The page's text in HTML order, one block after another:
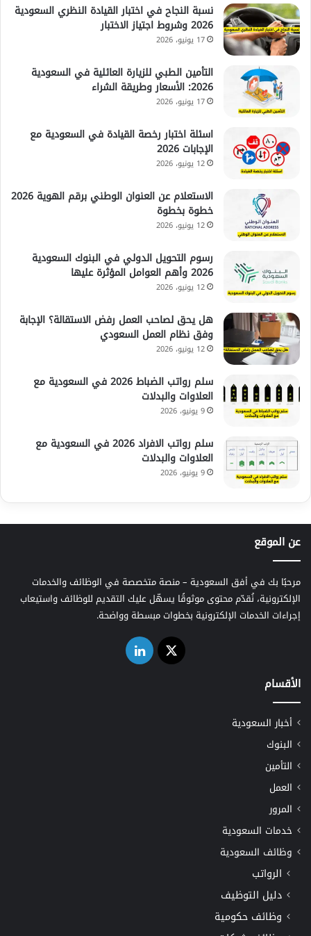
نسبة النجاح في اختبار القيادة النظري السعودية
2026 وشروط اجتياز الاختبار
17 يونيو، 2026
التأمين الطبي للزيارة العائلية في السعودية
2026: الأسعار وطريقة الشراء
17 يونيو، 2026
اسئلة اختبار رخصة القيادة في السعودية مع
الإجابات 2026
12 يونيو، 2026
الاستعلام عن العنوان الوطني برقم الهوية 2026
خطوة بخطوة
12 يونيو، 2026
رسوم التحويل الدولي في البنوك السعودية
2026 وأهم العوامل المؤثرة عليها
12 يونيو، 2026
هل يحق لصاحب العمل رفض الاستقالة؟ الإجابة
وفق نظام العمل السعودي
12 يونيو، 2026
سلم رواتب الضباط 2026 في السعودية مع
العلاوات والبدلات
9 يونيو، 2026
سلم رواتب الافراد 2026 في السعودية مع
العلاوات والبدلات
9 يونيو، 2026
عن الموقع
مرحبًا بك في أفق السعودية – منصة متخصصة في الوظائف والخدمات
الإلكترونية، نُقدّم محتوى موثوقًا يسهّل عليك التقديم للوظائف واستيعاب
إجراءات الخدمات الإلكترونية بخطوات مبسطة وواضحة.
‫X لينكدإن
الأقسام
أخبار السعودية
البنوك
التأمين
العمل
المرور
خدمات السعودية
وظائف السعودية
الرواتب
دليل التوظيف
وظائف حكومية